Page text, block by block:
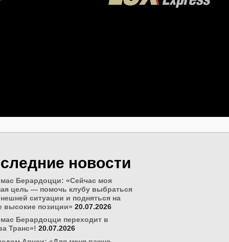
новости
Берардоцци: «Сейчас моя
цель — помочь клубу выбраться
ситуации и подняться на
высокие позиции» 20.07.2026
Берардоцци переходит в
Транс»! 20.07.2026